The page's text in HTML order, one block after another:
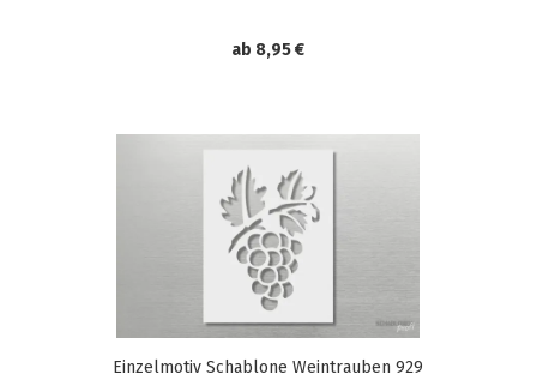
ab 8,95 €
Einzelmotiv Schablone Weintrauben 929